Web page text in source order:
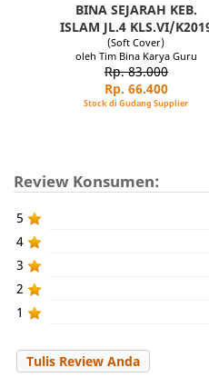
BINA SEJARAH KEB.
ISLAM JL.4 KLS.VI/
(Soft Cover)
oleh Tim Bina Karya Guru
Rp. 83.000
Rp. 66.400
Stock di Gudang Supplier
Review Konsumen:
5
4
3
2
1
Tulis Review Anda